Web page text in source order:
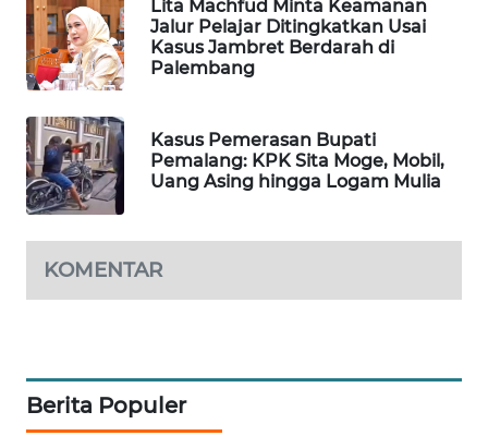
Lita Machfud Minta Keamanan
Jalur Pelajar Ditingkatkan Usai
Kasus Jambret Berdarah di
Palembang
Kasus Pemerasan Bupati
Pemalang: KPK Sita Moge, Mobil,
Uang Asing hingga Logam Mulia
KOMENTAR
Berita Populer
NET
WAHANA
SPORT
WAHANA
UMKM
SELEB
WAHANA
WAHANA
OTOMOTIF